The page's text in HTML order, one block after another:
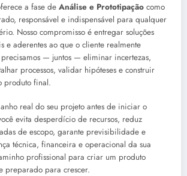
a fase de Análise e Prototipação como
responsável e indispensável para qualquer
Nosso compromisso é entregar soluções
e aderentes ao que o cliente realmente
precisamos — juntos — eliminar incertezas,
processos, validar hipóteses e construir
produto final.
real do seu projeto antes de iniciar o
evita desperdício de recursos, reduz
de escopo, garante previsibilidade e
técnica, financeira e operacional da sua
profissional para criar um produto
preparado para crescer.